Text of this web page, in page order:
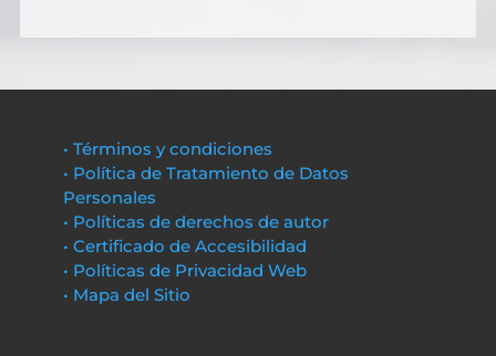
• Términos y condiciones
• Política de Tratamiento de Datos
Personales
• Políticas de derechos de autor
• Certificado de Accesibilidad
• Políticas de Privacidad Web
• Mapa del Sitio